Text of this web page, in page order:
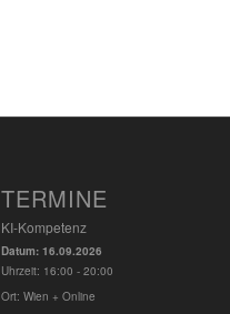
TERMINE
KI-Kompetenz
Datum: 16.09.2026
Uhrzeit: 16:00 - 20:00
Ort: Wien + Online